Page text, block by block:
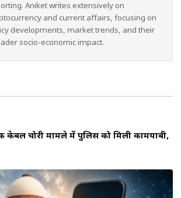
Aniket writes extensively on
and current affairs, focusing on
developments, market trends, and their
socio-economic impact.
केबल चोरी मामले में पुलिस को मिली कामयाबी,